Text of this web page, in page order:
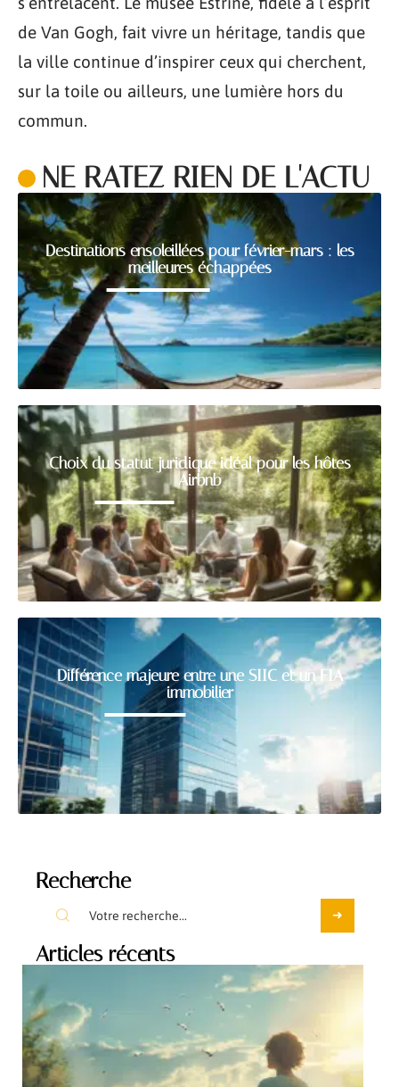
de Van Gogh, fait vivre un héritage, tandis que
la ville continue d’inspirer ceux qui cherchent,
sur la toile ou ailleurs, une lumière hors du
commun.
NE RATEZ RIEN DE L'ACTU
Destinations ensoleillées pour février-mars : les
meilleures échappées
Choix du statut juridique idéal pour les hôtes
Airbnb
Différence majeure entre une SIIC et un FIA
immobilier
Recherche
Articles récents